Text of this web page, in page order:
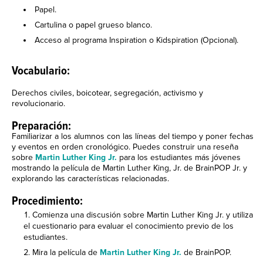
Papel.
Cartulina o papel grueso blanco.
Acceso al programa Inspiration o Kidspiration (Opcional).
Vocabulario:
Derechos civiles, boicotear, segregación, activismo y
revolucionario.
Preparación:
Familiarizar a los alumnos con las líneas del tiempo y poner fechas
y eventos en orden cronológico. Puedes construir una reseña
sobre Martin Luther King Jr. para los estudiantes más jóvenes
mostrando la película de Martin Luther King, Jr. de BrainPOP Jr. y
explorando las características relacionadas.
Procedimiento:
Comienza una discusión sobre Martin Luther King Jr. y utiliza
el cuestionario para evaluar el conocimiento previo de los
estudiantes.
Mira la película de Martin Luther King Jr. de BrainPOP.